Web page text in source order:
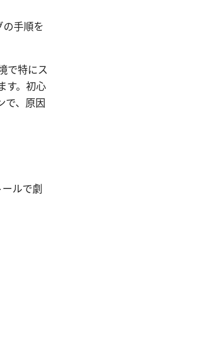
手順を
で特にス
す。初心
で、原因
ルで劇